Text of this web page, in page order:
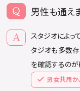
男性も通え
スタジオによっ
タジオも多数
を確認するのが
男女共用か